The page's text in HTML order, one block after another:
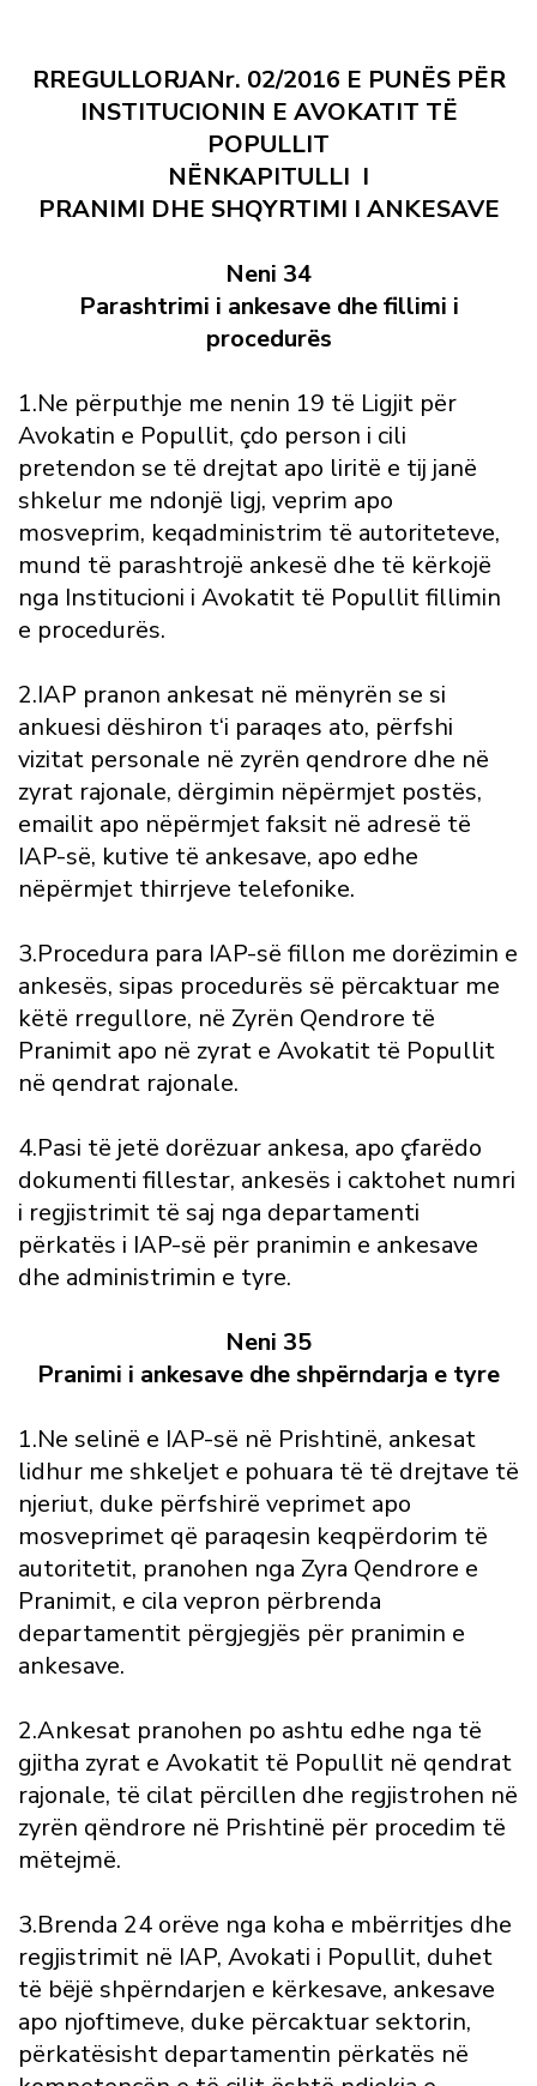
RREGULLORJANr. 02/2016 E PUNËS PËR
INSTITUCIONIN E AVOKATIT TË
POPULLIT
NËNKAPITULLI I
PRANIMI DHE SHQYRTIMI I ANKESAVE
Neni 34
Parashtrimi i ankesave dhe fillimi i
procedurës
1.Ne përputhje me nenin 19 të Ligjit për
Avokatin e Popullit, çdo person i cili
pretendon se të drejtat apo liritë e tij janë
shkelur me ndonjë ligj, veprim apo
mosveprim, keqadministrim të autoriteteve,
mund të parashtrojë ankesë dhe të kërkojë
nga Institucioni i Avokatit të Popullit fillimin
e procedurës.
2.IAP pranon ankesat në mënyrën se si
ankuesi dëshiron t‘i paraqes ato, përfshi
vizitat personale në zyrën qendrore dhe në
zyrat rajonale, dërgimin nëpërmjet postës,
emailit apo nëpërmjet faksit në adresë të
IAP-së, kutive të ankesave, apo edhe
nëpërmjet thirrjeve telefonike.
3.Procedura para IAP-së fillon me dorëzimin e
ankesës, sipas procedurës së përcaktuar me
këtë rregullore, në Zyrën Qendrore të
Pranimit apo në zyrat e Avokatit të Popullit
në qendrat rajonale.
4.Pasi të jetë dorëzuar ankesa, apo çfarëdo
dokumenti fillestar, ankesës i caktohet numri
i regjistrimit të saj nga departamenti
përkatës i IAP-së për pranimin e ankesave
dhe administrimin e tyre.
Neni 35
Pranimi i ankesave dhe shpërndarja e tyre
1.Ne selinë e IAP-së në Prishtinë, ankesat
lidhur me shkeljet e pohuara të të drejtave të
njeriut, duke përfshirë veprimet apo
mosveprimet që paraqesin keqpërdorim të
autoritetit, pranohen nga Zyra Qendrore e
Pranimit, e cila vepron përbrenda
departamentit përgjegjës për pranimin e
ankesave.
2.Ankesat pranohen po ashtu edhe nga të
gjitha zyrat e Avokatit të Popullit në qendrat
rajonale, të cilat përcillen dhe regjistrohen në
zyrën qëndrore në Prishtinë për procedim të
mëtejmë.
3.Brenda 24 orëve nga koha e mbërritjes dhe
regjistrimit në IAP, Avokati i Popullit, duhet
të bëjë shpërndarjen e kërkesave, ankesave
apo njoftimeve, duke përcaktuar sektorin,
përkatësisht departamentin përkatës në